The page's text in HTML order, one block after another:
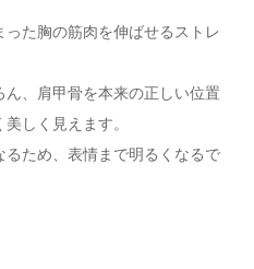
た胸の筋肉を伸ばせるストレ
、肩甲骨を本来の正しい位置
しく見えます。
ため、表情まで明るくなるで